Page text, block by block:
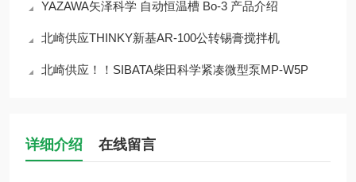
YAZAWA矢泽科学 自动恒温槽 Bo-3 产品介绍
北崎供应THINKY新基AR-100公转锡膏搅拌机
北崎供应！！SIBATA柴田科学紧凑微型泵MP-W5P
详细介绍 在线留言